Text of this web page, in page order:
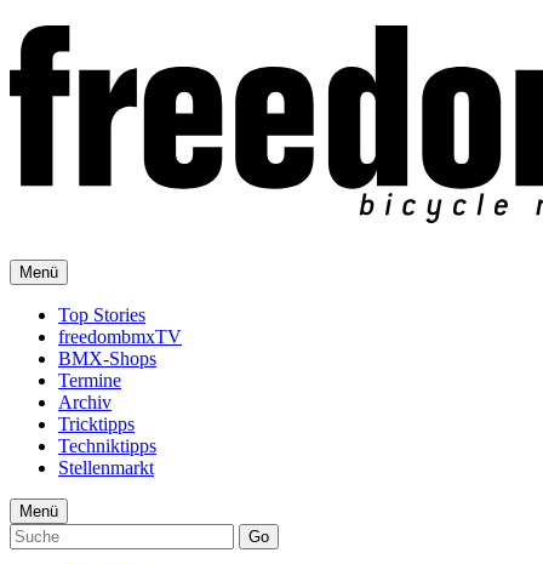
Menü
Top Stories
freedombmxTV
BMX-Shops
Termine
Archiv
Tricktipps
Techniktipps
Stellenmarkt
Menü
Go